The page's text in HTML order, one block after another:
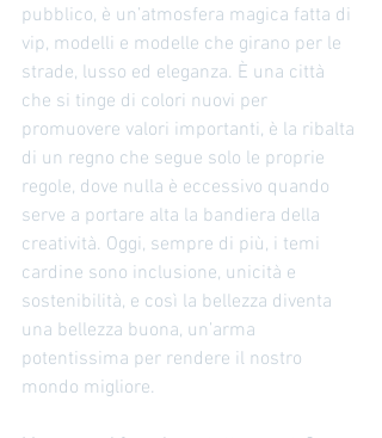
pubblico, è un’atmosfera magica fatta di
vip, modelli e modelle che girano per le
strade, lusso ed eleganza. È una città
che si tinge di colori nuovi per
promuovere valori importanti, è la ribalta
di un regno che segue solo le proprie
regole, dove nulla è eccessivo quando
serve a portare alta la bandiera della
creatività. Oggi, sempre di più, i temi
cardine sono inclusione, unicità e
sostenibilità, e così la bellezza diventa
una bellezza buona, un’arma
potentissima per rendere il nostro
mondo migliore.